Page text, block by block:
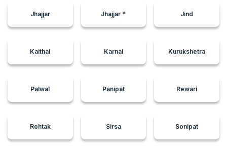
Haryana के किसान इस ट्रैक्टर को खरीद सकते हैं और शक्तिशाली इंजन,
हाई-एंड ट्रांसमिशन और अन्य उन्नत सुविधाओं का आनंद ले सकते हैं।
Jhajjar *, Haryana के किसान किसी विश्वसनीय विक्रेता से सेकेंड-हैंड
Eicher 241 (25HP) ट्रैक्टर आसानी से खरीद सकें।
Jhajjar Jhajjar * Jind
Kaithal Karnal Kurukshetra
Palwal Panipat Rewari
Rohtak Sirsa Sonipat